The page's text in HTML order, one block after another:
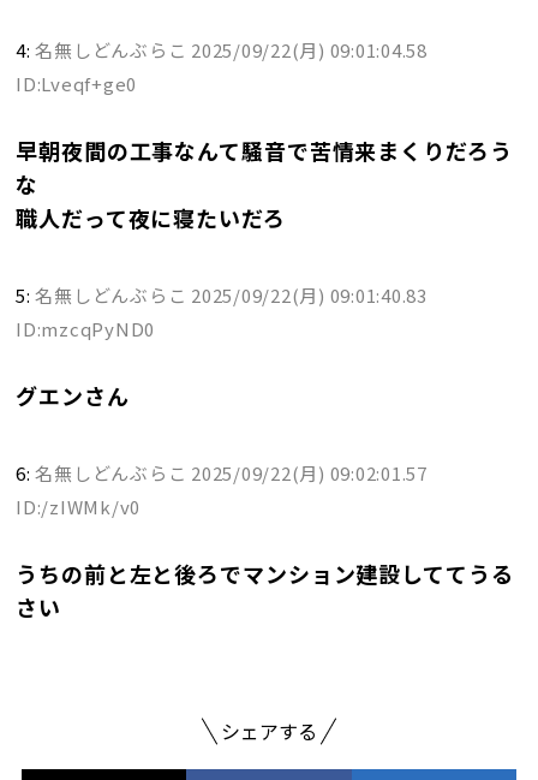
4:名無しどんぶらこ 2025/09/22(月) 09:01:04.58
ID:Lveqf+ge0
早朝夜間の工事なんて騒音で苦情来まくりだろう
な
職人だって夜に寝たいだろ
5:名無しどんぶらこ 2025/09/22(月) 09:01:40.83
ID:mzcqPyND0
グエンさん
6:名無しどんぶらこ 2025/09/22(月) 09:02:01.57
ID:/zIWMk/v0
うちの前と左と後ろでマンション建設しててうる
さい
シェアする